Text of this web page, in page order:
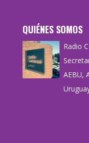
QUIÉNES SOMOS
Radio
AEBU,